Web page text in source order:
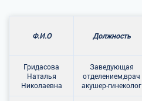
Ф.И.О Должность
Гридасова
Наталья
Николаевна
Заведующая
отделением,врач
акушер-гинеколог